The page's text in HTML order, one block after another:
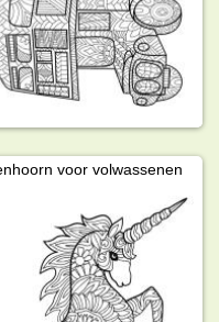
voor volwassenen